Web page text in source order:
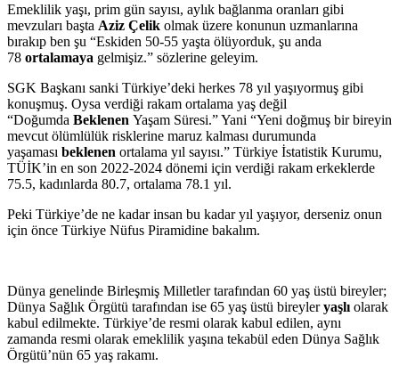
Emeklilik yaşı, prim gün sayısı, aylık bağlanma oranları gibi
mevzuları başta Aziz Çelik olmak üzere konunun uzmanlarına
bırakıp ben şu “Eskiden 50-55 yaşta ölüyorduk, şu anda
78 ortalamaya gelmişiz.” sözlerine geleyim.
SGK Başkanı sanki Türkiye’deki herkes 78 yıl yaşıyormuş gibi
konuşmuş. Oysa verdiği rakam ortalama yaş değil
“Doğumda Beklenen Yaşam Süresi.” Yani “Yeni doğmuş bir bireyin
mevcut ölümlülük risklerine maruz kalması durumunda
yaşaması beklenen ortalama yıl sayısı.” Türkiye İstatistik Kurumu,
TÜİK’in en son 2022-2024 dönemi için verdiği rakam erkeklerde
75.5, kadınlarda 80.7, ortalama 78.1 yıl.
Peki Türkiye’de ne kadar insan bu kadar yıl yaşıyor, derseniz onun
için önce Türkiye Nüfus Piramidine bakalım.
Dünya genelinde Birleşmiş Milletler tarafından 60 yaş üstü bireyler;
Dünya Sağlık Örgütü tarafından ise 65 yaş üstü bireyleryaşlı olarak
kabul edilmekte. Türkiye’de resmi olarak kabul edilen, aynı
zamanda resmi olarak emeklilik yaşına tekabül eden Dünya Sağlık
Örgütü’nün 65 yaş rakamı.